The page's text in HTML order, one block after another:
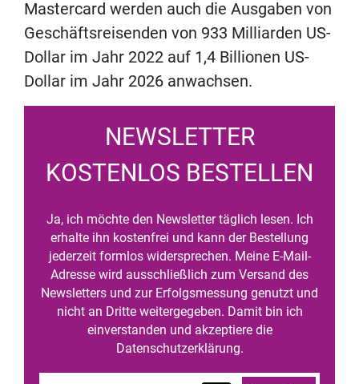
Mastercard werden auch die Ausgaben von
Geschäftsreisenden von 933 Milliarden US-
Dollar im Jahr 2022 auf 1,4 Billionen US-
Dollar im Jahr 2026 anwachsen.
NEWSLETTER
KOSTENLOS BESTELLEN
Ja, ich möchte den Newsletter täglich lesen. Ich
erhalte ihn kostenfrei und kann der Bestellung
jederzeit formlos widersprechen. Meine E-Mail-
Adresse wird ausschließlich zum Versand des
Newsletters und zur Erfolgsmessung genutzt und
nicht an Dritte weitergegeben. Damit bin ich
einverstanden und akzeptiere die
Datenschutzerklärung.